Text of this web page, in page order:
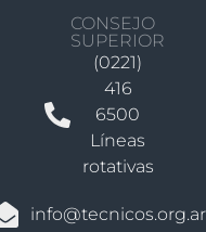
CONSEJO
SUPERIOR
(0221)
416
6500
Líneas
rotativas
info@tecnicos.org.ar